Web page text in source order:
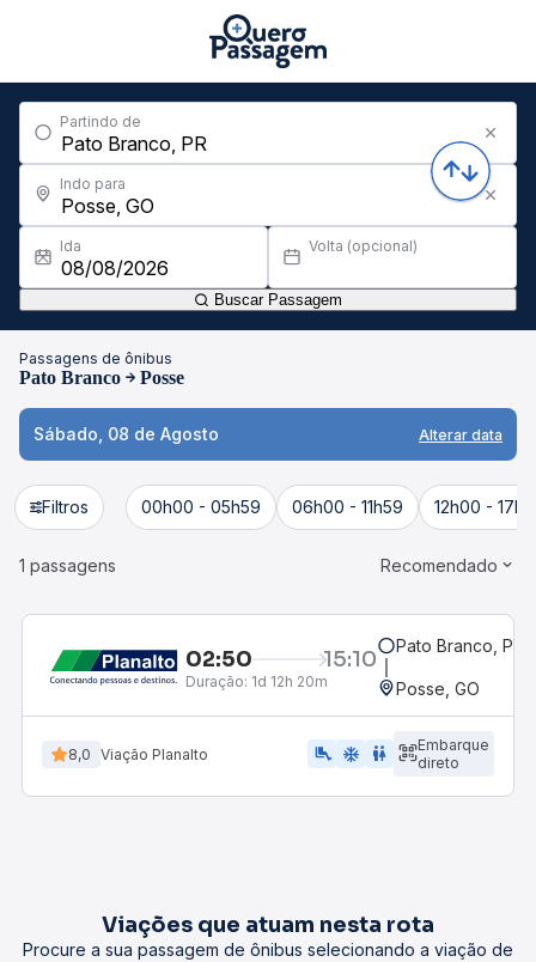
Partindo de
Indo para
Ida Volta (opcional)
Buscar Passagem
Passagens de ônibus
Pato Branco Posse
Sábado, 08 de Agosto Alterar data
Filtros 00h00 - 05h59 06h00 - 11h59 12h00 -
1 passagens Recomendado
02:50 15:10
Duração: 1d 12h 20m
Pato Branco, PR
Posse, GO
8,0 Viação Planalto airline_seat_legroom_extra ac_unit WC
Embarque
direto
Viações que atuam nesta rota
Procure a sua passagem de ônibus selecionando a viação de